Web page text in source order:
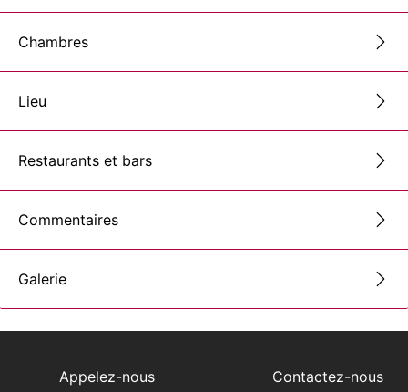
Chambres
Lieu
Restaurants et bars
Commentaires
Galerie
Appelez-nous Contactez-nous